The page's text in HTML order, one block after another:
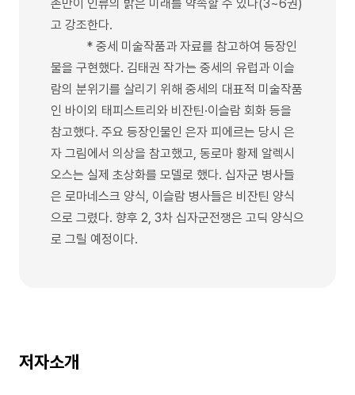
존만이 인류의 밝은 미래를 약속할 수 있다(3~6권)
고 강조한다.
* 중세 미술작품과 자료를 참고하여 등장인
물을 구현했다. 김태권 작가는 중세의 유럽과 이슬
람의 분위기를 살리기 위해 중세의 대표적 미술작품
인 바이외 태피스트리와 비잔틴·이슬람 회화 등을
참고했다. 주요 등장인물인 은자 피에르는 당시 은
자 그림에서 의상을 참고했고, 동로마 황제 알렉시
오스는 실제 초상화를 모델로 했다. 십자군 병사들
은 로마네스크 양식, 이슬람 병사들은 비잔틴 양식
으로 그렸다. 향후 2, 3차 십자군전쟁은 고딕 양식으
로 그릴 예정이다.
저자소개